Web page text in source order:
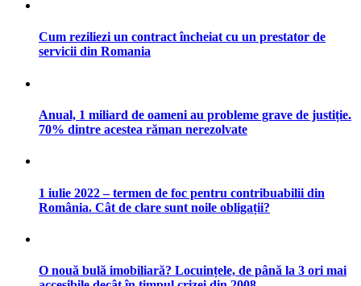
Cum reziliezi un contract încheiat cu un prestator de
servicii din Romania
Anual, 1 miliard de oameni au probleme grave de justiție.
70% dintre acestea răman nerezolvate
1 iulie 2022 – termen de foc pentru contribuabilii din
România. Cât de clare sunt noile obligații?
O nouă bulă imobiliară? Locuințele, de până la 3 ori mai